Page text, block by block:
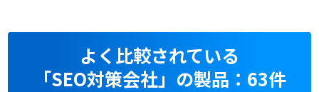
よく比較されている
「SEO対策会社」の製品：63件